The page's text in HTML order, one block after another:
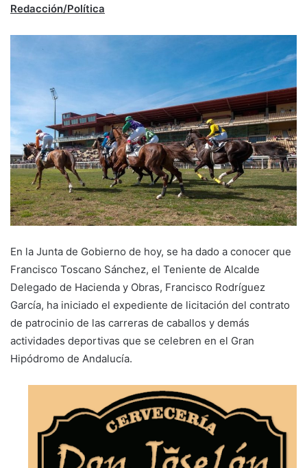
Redacción/Política
En la Junta de Gobierno de hoy, se ha dado a conocer que
Francisco Toscano Sánchez, el Teniente de Alcalde
Delegado de Hacienda y Obras, Francisco Rodríguez
García, ha iniciado el expediente de licitación del contrato
de patrocinio de las carreras de caballos y demás
actividades deportivas que se celebren en el Gran
Hipódromo de Andalucía.